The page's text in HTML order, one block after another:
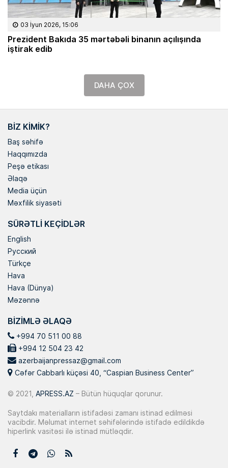
03 İyun 2026, 15:06
Prezident Bakıda 35 mərtəbəli binanın açılışında
iştirak edib
DAHA ÇOX
BIZ KIMIK?
Baş səhifə
Haqqımızda
Peşə etikası
Əlaqə
Media üçün
Məxfilik siyasəti
SÜRƏTLI KEÇIDLƏR
English
Русский
Türkçe
Hava
Hava (Dünya)
Məzənnə
BIZIMLƏ ƏLAQƏ
+994 70 511 00 88
+994 12 504 23 42
azerbaijanpressaz@gmail.com
Cəfər Cabbarlı küçəsi 40, “Caspian Business Center”
© 2021, APRESS.AZ – Bütün hüquqlar qorunur.
Saytdakı materialların istifadəsi zamanı istinad edilməsi
vacibdir. Məlumat internet səhifələrində istifadə edildikdə
hiperlink vasitəsi ilə istinad mütləqdir.